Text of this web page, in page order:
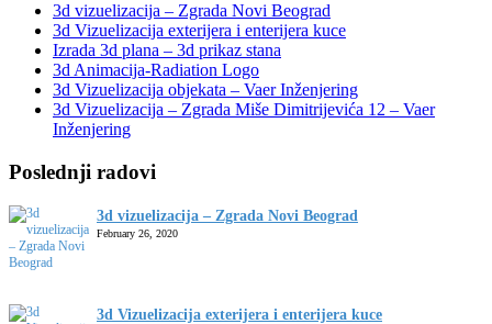
3d vizuelizacija – Zgrada Novi Beograd
3d Vizuelizacija exterijera i enterijera kuce
Izrada 3d plana – 3d prikaz stana
3d Animacija-Radiation Logo
3d Vizuelizacija objekata – Vaer Inženjering
3d Vizuelizacija – Zgrada Miše Dimitrijevića 12 – Vaer
Inženjering
Poslednji radovi
3d vizuelizacija – Zgrada Novi Beograd
February 26, 2020
3d Vizuelizacija exterijera i enterijera kuce